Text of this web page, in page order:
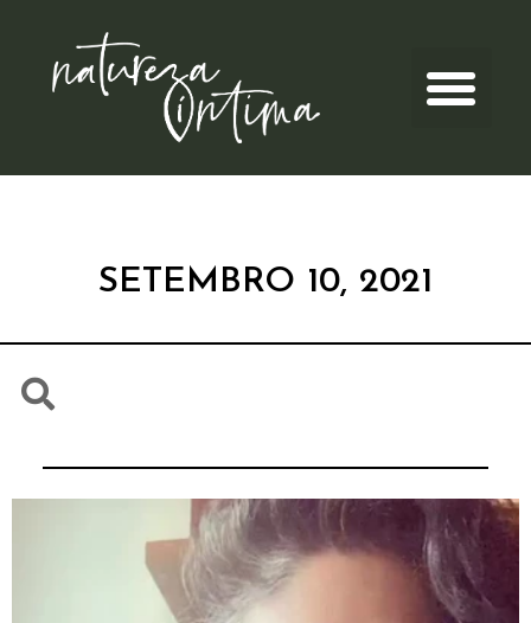
SETEMBRO 10, 2021